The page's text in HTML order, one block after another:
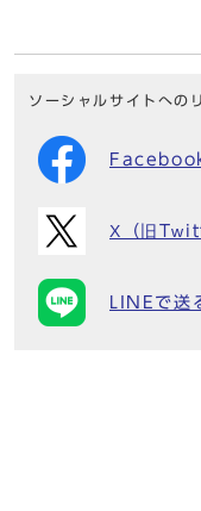
ソーシャルサイトへの
X（旧
LINEで送